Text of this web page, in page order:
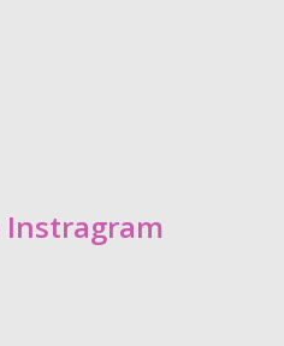
Instragram